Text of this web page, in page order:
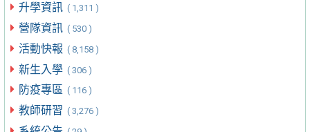
升學資訊 ( 1,311 )
營隊資訊 ( 530 )
活動快報 ( 8,158 )
新生入學 ( 306 )
防疫專區 ( 116 )
教師研習 ( 3,276 )